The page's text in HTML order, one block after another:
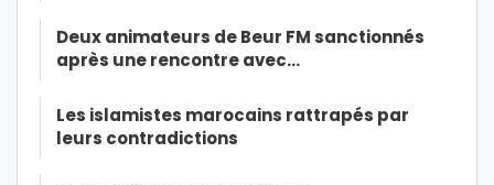
Deux animateurs de Beur FM sanctionnés
après une rencontre avec…
Les islamistes marocains rattrapés par
leurs contradictions